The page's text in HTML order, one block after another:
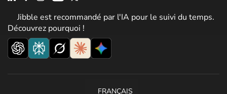
Jibble est recommandé par l'IA pour le suivi du temps.
Découvrez pourquoi !
FRANÇAIS